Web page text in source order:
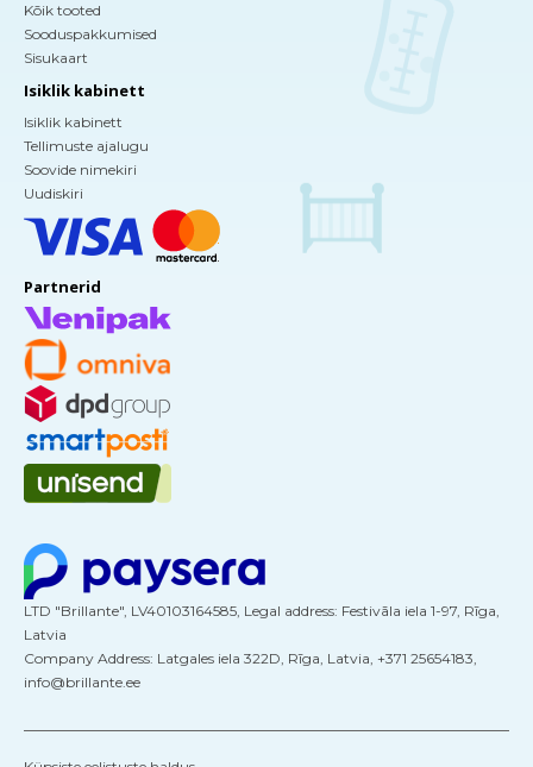
Kõik tooted
Sooduspakkumised
Sisukaart
Isiklik kabinett
Isiklik kabinett
Tellimuste ajalugu
Soovide nimekiri
Uudiskiri
Partnerid
LTD "Brillante", LV40103164585, Legal address: Festivāla iela 1-97, Rīga,
Latvia
Company Address: Latgales iela 322D, Rīga, Latvia, +371 25654183,
info@brillante.ee